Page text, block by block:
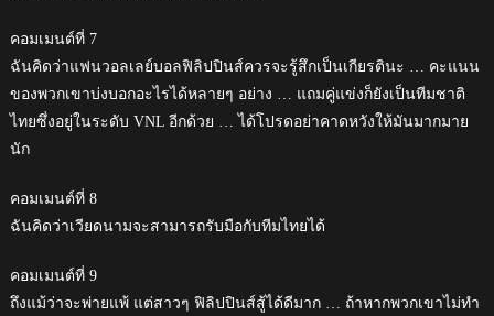
คอมเมนต์ที่ 7
ฉันคิดว่าแฟนวอลเลย์บอลฟิลิปปินส์ควรจะรู้สึกเป็นเกียรตินะ … คะแนน
ของพวกเขาบ่งบอกอะไรได้หลายๆ อย่าง … แถมคู่แข่งก็ยังเป็นทีมชาติ
ไทยซึ่งอยู่ในระดับ VNL อีกด้วย … ได้โปรดอย่าคาดหวังให้มันมากมาย
นัก
คอมเมนต์ที่ 8
ฉันคิดว่าเวียดนามจะสามารถรับมือกับทีมไทยได้
คอมเมนต์ที่ 9
ถึงแม้ว่าจะพ่ายแพ้ แต่สาวๆ ฟิลิปปินส์สู้ได้ดีมาก … ถ้าหากพวกเขาไม่ทำ